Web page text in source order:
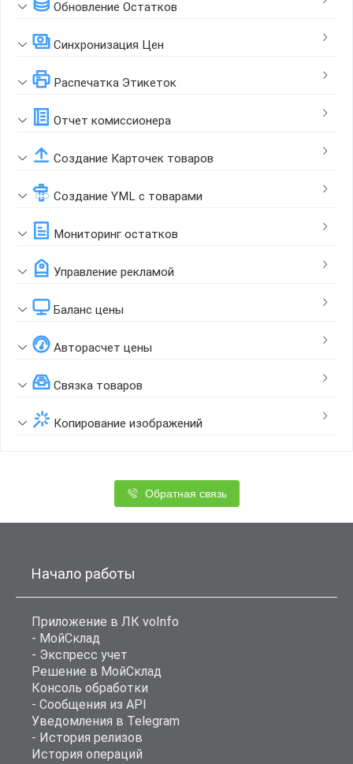
Обновление Остатков
Синхронизация Цен
Распечатка Этикеток
Отчет комиссионера
Создание Карточек товаров
Создание YML с товарами
Мониторинг остатков
Управление рекламой
Баланс цены
Авторасчет цены
Связка товаров
Копирование изображений
Обратная связь
Начало работы
Приложение в ЛК voInfo
- МойСклад
- Экспресс учет
Решение в МойСклад
Консоль обработки
- Сообщения из API
Уведомления в Telegram
- История релизов
История операций